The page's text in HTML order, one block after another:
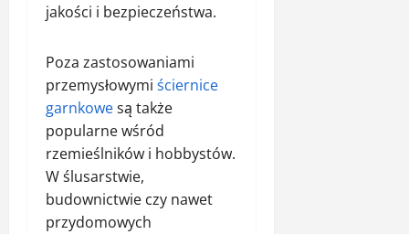
jakości i bezpieczeństwa.
Poza zastosowaniami
przemysłowymi ściernice
garnkowesą także
popularne wśród
rzemieślników i hobbystów.
W ślusarstwie,
budownictwie czy nawet
przydomowych